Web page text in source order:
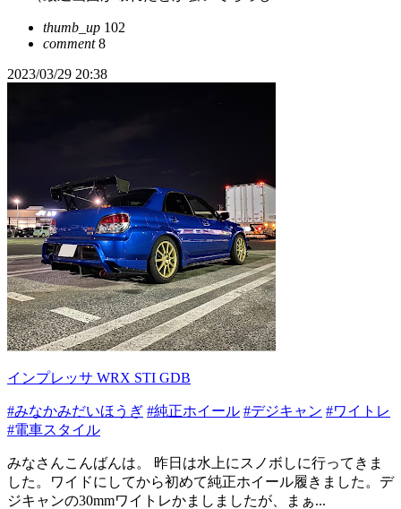
thumb_up 102
comment8
2023/03/29 20:38
インプレッサ WRX STI GDB
#みなかみだいほうぎ #純正ホイール #デジキャン #ワイトレ
#電車スタイル
みなさんこんばんは。 昨日は水上にスノボしに行ってきま
した。ワイドにしてから初めて純正ホイール履きました。デ
ジキャンの30mmワイトレかましましたが、まぁ...